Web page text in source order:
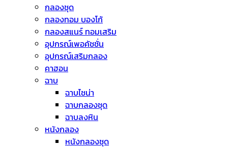
กลองชุด
กลองทอม บองโก้
กลองสแนร์ ทอมเสริม
อุปกรณ์เพอคัชชั่น
อุปกรณ์เสริมกลอง
คาฮอน
ฉาบ
ฉาบไชน่า
ฉาบกลองชุด
ฉาบลงหิน
หนังกลอง
หนังกลองชุด